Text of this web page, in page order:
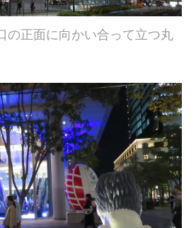
の正面に向かい合って立つ丸